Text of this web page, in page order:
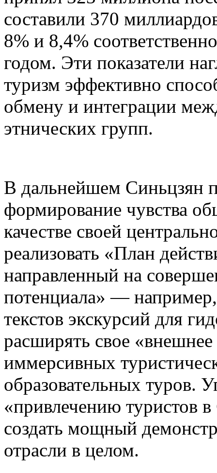
составили 370
8% и 8,4%
годом. Эти показатели
туризм эффективно
обмену и интеграции
этнических групп.
В дальнейшем Синьцзян
формирование чувства
качестве своей
реализовать «План
направленный на
потенциала» — например,
текстов экскурсий для
расширять свое «внешнее
иммерсивных
образовательных туров.
«привлечению туристов
создать мощный
отрасли в целом.